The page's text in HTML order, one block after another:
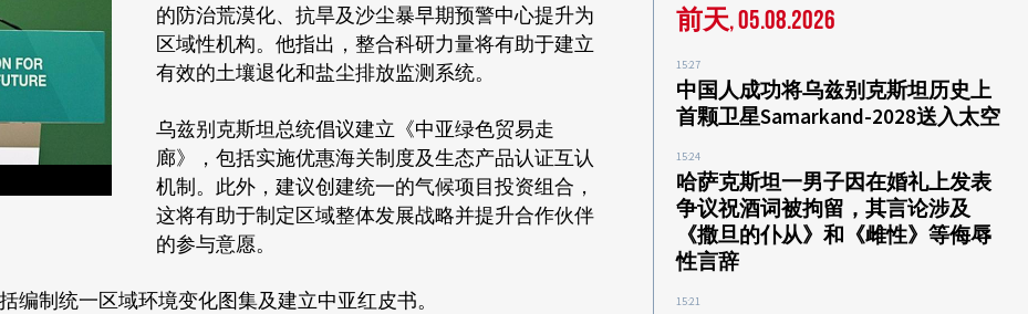
的防治荒漠化、抗旱及沙尘暴早期预警中心提升为
区域性机构。他指出，整合科研力量将有助于建立
有效的土壤退化和盐尘排放监测系统。
乌兹别克斯坦总统倡议建立《中亚绿色贸易走
廊》，包括实施优惠海关制度及生态产品认证互认
机制。此外，建议创建统一的气候项目投资组合，
这将有助于制定区域整体发展战略并提升合作伙伴
的参与意愿。
编制统一区域环境变化图集及建立中亚红皮书。
前天, 05.08.2026
15:27
中国人成功将乌兹别克斯坦历史上
首颗卫星Samarkand-2028送入太空
15:24
哈萨克斯坦一男子因在婚礼上发表
争议祝酒词被拘留，其言论涉及
《撒旦的仆从》和《雌性》等侮辱
性言辞
15:21